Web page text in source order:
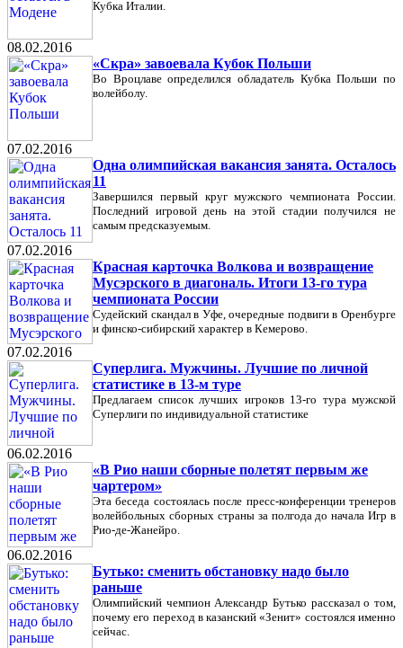
Кубка Италии.
08.02.2016
«Скра» завоевала Кубок Польши
Во Вроцлаве определился обладатель Кубка Польши по
волейболу.
07.02.2016
Одна олимпийская вакансия занята. Осталось
11
Завершился первый круг мужского чемпионата России.
Последний игровой день на этой стадии получился не
самым предсказуемым.
07.02.2016
Красная карточка Волкова и возвращение
Мусэрского в диагональ. Итоги 13-го тура
чемпионата России
Судейский скандал в Уфе, очередные подвиги в Оренбурге
и финско-сибирский характер в Кемерово.
07.02.2016
Суперлига. Мужчины. Лучшие по личной
статистике в 13-м туре
Предлагаем список лучших игроков 13-го тура мужской
Суперлиги по индивидуальной статистике
06.02.2016
«В Рио наши сборные полетят первым же
чартером»
Эта беседа состоялась после пресс-конференции тренеров
волейбольных сборных страны за полгода до начала Игр в
Рио-де-Жанейро.
06.02.2016
Бутько: сменить обстановку надо было
раньше
Олимпийский чемпион Александр Бутько рассказал о том,
почему его переход в казанский «Зенит» состоялся именно
сейчас.